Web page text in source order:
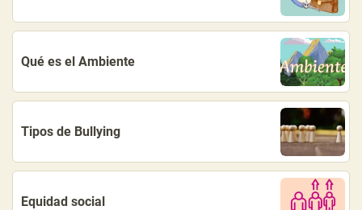
Qué es el Ambiente
Tipos de Bullying
Equidad social